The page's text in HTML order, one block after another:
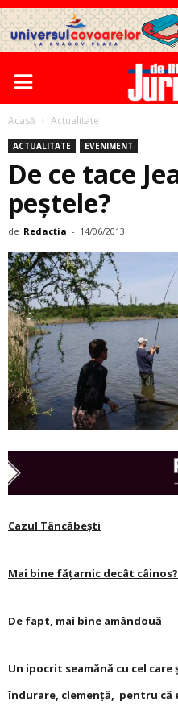
Acasă Actualitate
ACTUALITATE EVENIMENT
De ce tace
peştele?
de Redactia - 14/06/2013
Cazul Tâncăbeşti
Mai bine făţarnic decât câinos?
De fapt, mai bine amândouă
Un ipocrit seamănă cu cel
îndurare, clemenţă, pentru că